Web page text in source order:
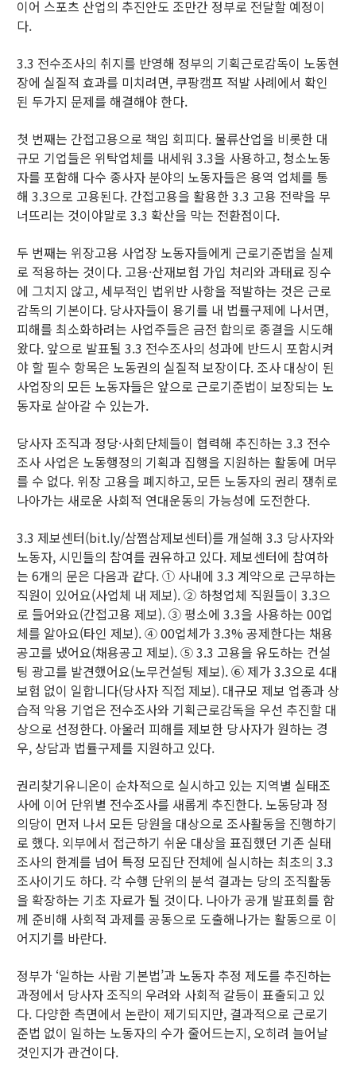
이어 스포츠 산업의 추진안도 조만간 정부로 전달할 예정이
다.
3.3 전수조사의 취지를 반영해 정부의 기획근로감독이 노동현
장에 실질적 효과를 미치려면, 쿠팡캠프 적발 사례에서 확인
된 두가지 문제를 해결해야 한다.
첫 번째는 간접고용으로 책임 회피다. 물류산업을 비롯한 대
규모 기업들은 위탁업체를 내세워 3.3을 사용하고, 청소노동
자를 포함해 다수 종사자 분야의 노동자들은 용역 업체를 통
해 3.3으로 고용된다. 간접고용을 활용한 3.3 고용 전략을 무
너뜨리는 것이야말로 3.3 확산을 막는 전환점이다.
두 번째는 위장고용 사업장 노동자들에게 근로기준법을 실제
로 적용하는 것이다. 고용·산재보험 가입 처리와 과태료 징수
에 그치지 않고, 세부적인 법위반 사항을 적발하는 것은 근로
감독의 기본이다. 당사자들이 용기를 내 법률구제에 나서면,
피해를 최소화하려는 사업주들은 금전 합의로 종결을 시도해
왔다. 앞으로 발표될 3.3 전수조사의 성과에 반드시 포함시켜
야 할 필수 항목은 노동권의 실질적 보장이다. 조사 대상이 된
사업장의 모든 노동자들은 앞으로 근로기준법이 보장되는 노
동자로 살아갈 수 있는가.
당사자 조직과 정당·사회단체들이 협력해 추진하는 3.3 전수
조사 사업은 노동행정의 기획과 집행을 지원하는 활동에 머무
를 수 없다. 위장 고용을 폐지하고, 모든 노동자의 권리 쟁취로
나아가는 새로운 사회적 연대운동의 가능성에 도전한다.
3.3 제보센터(bit.ly/삼쩜삼제보센터)를 개설해 3.3 당사자와
노동자, 시민들의 참여를 권유하고 있다. 제보센터에 참여하
는 6개의 문은 다음과 같다. ① 사내에 3.3 계약으로 근무하는
직원이 있어요(사업체 내 제보). ② 하청업체 직원들이 3.3으
로 들어와요(간접고용 제보). ③ 평소에 3.3을 사용하는 00업
체를 알아요(타인 제보). ④ 00업체가 3.3% 공제한다는 채용
공고를 냈어요(채용공고 제보). ⑤ 3.3 고용을 유도하는 컨설
팅 광고를 발견했어요(노무컨설팅 제보). ⑥ 제가 3.3으로 4대
보험 없이 일합니다(당사자 직접 제보). 대규모 제보 업종과 상
습적 악용 기업은 전수조사와 기획근로감독을 우선 추진할 대
상으로 선정한다. 아울러 피해를 제보한 당사자가 원하는 경
우, 상담과 법률구제를 지원하고 있다.
권리찾기유니온이 순차적으로 실시하고 있는 지역별 실태조
사에 이어 단위별 전수조사를 새롭게 추진한다. 노동당과 정
의당이 먼저 나서 모든 당원을 대상으로 조사활동을 진행하기
로 했다. 외부에서 접근하기 쉬운 대상을 표집했던 기존 실태
조사의 한계를 넘어 특정 모집단 전체에 실시하는 최초의 3.3
조사이기도 하다. 각 수행 단위의 분석 결과는 당의 조직활동
을 확장하는 기초 자료가 될 것이다. 나아가 공개 발표회를 함
께 준비해 사회적 과제를 공동으로 도출해나가는 활동으로 이
어지기를 바란다.
정부가 ‘일하는 사람 기본법’과 노동자 추정 제도를 추진하는
과정에서 당사자 조직의 우려와 사회적 갈등이 표출되고 있
다. 다양한 측면에서 논란이 제기되지만, 결과적으로 근로기
준법 없이 일하는 노동자의 수가 줄어드는지, 오히려 늘어날
것인지가 관건이다.